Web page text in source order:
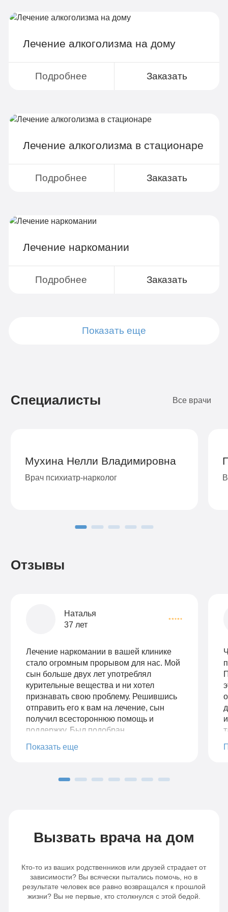
Лечение алкоголизма на дому
Подробнее Заказать
Лечение алкоголизма в стационаре
Подробнее Заказать
Лечение наркомании
Подробнее Заказать
Показать еще
Специалисты Все врачи
Мухина Нелли Владимировна
Врач психиатр-нарколог
Отзывы
Наталья
37 лет
Лечение наркомании в вашей клинике
стало огромным прорывом для нас. Мой
сын больше двух лет употреблял
курительные вещества и ни хотел
признавать свою проблему. Решившись
отправить его к вам на лечение, сын
получил всестороннюю помощь и
поддержку. Был подобран
учитывая все особенности моего сына.
Показать еще
Вызвать врача на дом
Кто-то из ваших родственников или друзей страдает от
зависимости? Вы всячески пытались помочь, но в
результате человек все равно возвращался к прошлой
жизни? Вы не первые, кто столкнулся с этой бедой.